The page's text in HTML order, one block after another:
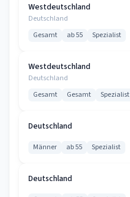
Westdeutschland
Deutschland
Gesamt ab 55 Spezialist
Westdeutschland
Deutschland
Gesamt Gesamt Spezialist
Deutschland
Männer ab 55 Spezialist
Deutschland